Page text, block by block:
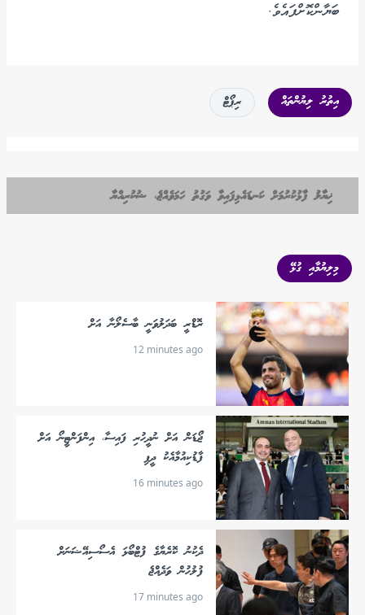
ބަޔާންކޮށްފައެވެ.
އިތުރު ލިޔުންތައް ރިޕޯޓް
ޚިޔާލު ފާޅުކުރުމަށް ކަނޑައެޅިފައިވާ ވަގުތު ހަމަވެއްޖެ، ޝުކުރިއްޔާ
މިލިޔުމާއި ގުޅޭ
ރޮޑްރީ ބަދަލުވަނީ ބާސެލޯނާ އަށް
12 minutes ago
ޖޯޑަން އަށް ނުދީހުރި ފައިސާ، އިންފަންޓީނޯ އަށް
ފާޑުކިއުމާއެކު ދީފި
16 minutes ago
ދެކުނު ކޮރެޔާގެ ފުޓްބޯޅަ އެސޯސިއޭޝަނަށް
ފުލުހުން ވަދެއްޖެ
17 minutes ago